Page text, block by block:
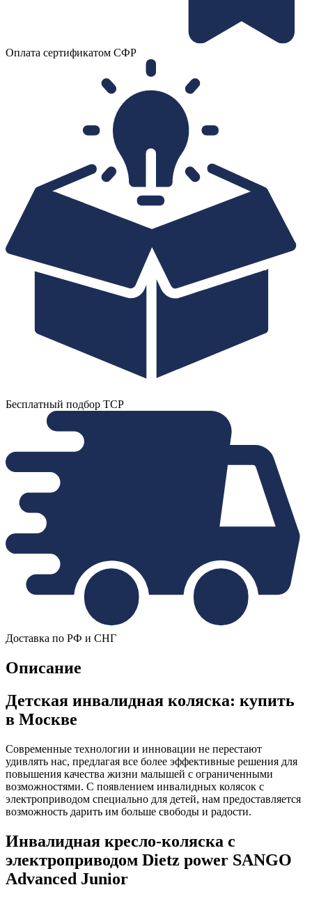
Оплата сертификатом СФР
Бесплатный подбор ТСР
Доставка по РФ и СНГ
Описание
Детская инвалидная коляска: купить
в Москве
Современные технологии и инновации не перестают
удивлять нас, предлагая все более эффективные решения для
повышения качества жизни малышей с ограниченными
возможностями. С появлением инвалидных колясок с
электроприводом специально для детей, нам предоставляется
возможность дарить им больше свободы и радости.
Инвалидная кресло-коляска с
электроприводом Dietz power SANGO
Advanced Junior